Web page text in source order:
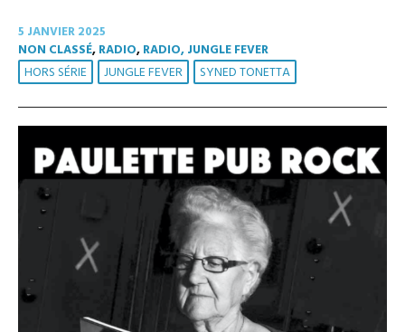
5 JANVIER 2025
NON CLASSÉ,RADIO,RADIO, JUNGLE FEVER
HORS SÉRIE JUNGLE FEVER SYNED TONETTA